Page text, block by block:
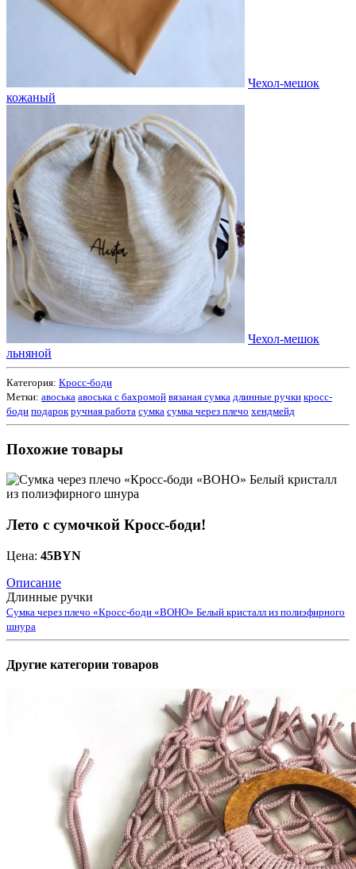
Чехол-мешок
кожаный
Чехол-мешок
льняной
Категория: Кросс-боди
Метки: авоська авоська с бахромой вязаная сумка длинные ручки кросс-
боди подарок ручная работа сумка сумка через плечо хендмейд
Похожие товары
Лето с сумочкой Кросс-боди!
Цена: 45BYN
Описание
Длинные ручки
Сумка через плечо «Кросс-боди «BOHO» Белый кристалл из полиэфирного
шнура
Другие категории товаров